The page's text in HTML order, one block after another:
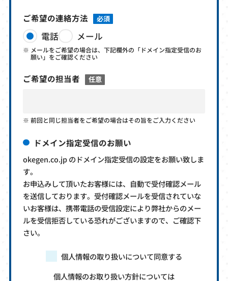
ご希望の連絡方法 必須
電話 メール
メールをご希望の場合は、下記欄外の「ドメイン指定受信のお
願い」をご確認ください
ご希望の担当者 任意
前回と同じ担当者をご希望の場合はその旨をご入力ください
ドメイン指定受信のお願い
okegen.co.jp のドメイン指定受信の設定をお願い致しま
す。
お申込みして頂いたお客様には、自動で受付確認メール
を送信しております。受付確認メールを受信されていな
いお客様は、携帯電話の受信設定により弊社からのメー
ルを受信拒否している恐れがございますので、ご確認下
さい。
個人情報の取り扱いについて同意する
個人情報のお取り扱い方針については